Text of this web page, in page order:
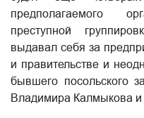
предполагаемого
преступной
выдавал себя за
и правительстве и
бывшего посольского
Владимира Калмыкова